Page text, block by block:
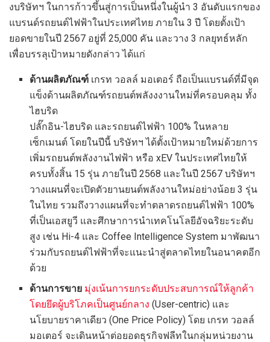
งบริษัทฯ ในการก้าวขึ้นสู่การเป็นหนึ่งในผู้นำ 3 อันดับแรกของ
แบรนด์รถยนต์ไฟฟ้าในประเทศไทย ภายใน 3 ปี โดยตั้งเป้า
ยอดขายในปี 2567 อยู่ที่ 25,000 คัน และวาง 3 กลยุทธ์หลัก
เพื่อบรรลุเป้าหมายดังกล่าว ได้แก่
ด้านผลิตภัณฑ์ เกรท วอลล์ มอเตอร์ ถือเป็นแบรนด์ที่มีจุด
แข็งด้านผลิตภัณฑ์รถยนต์พลังงงานใหม่ที่ครอบคลุม ทั้ง
ไฮบริด
ปลั๊กอิน-ไฮบริด และรถยนต์ไฟฟ้า 100% ในหลาย
เซ็กเมนต์ โดยในปีนี้ บริษัทฯ ได้ตั้งเป้าหมายใหม่ด้วยการ
เพิ่มรถยนต์พลังงานไฟฟ้า หรือ xEV ในประเทศไทยให้
ครบทั้งสิ้น 15 รุ่น ภายในปี 2568 และในปี 2567 บริษัทฯ
วางแผนที่จะเปิดตัวยานยนต์พลังงานใหม่อย่างน้อย 3 รุ่น
ในไทย รวมถึงวางแผนที่จะทำตลาดรถยนต์ไฟฟ้า 100%
ที่เป็นเอสยูวี และศึกษาการนำเทคโนโลยีอัจฉริยะระดับ
สูง เช่น Hi-4 และ Coffee Intelligence System มาพัฒนา
ร่วมกับรถยนต์ไฟฟ้าที่จะแนะนำสู่ตลาดไทยในอนาคตอีก
ด้วย
ด้านการขาย มุ่งเน้นการยกระดับประสบการณ์ให้ลูกค้า
โดยยึดผู้บริโภคเป็นศูนย์กลาง(User-centric) และ
นโยบายราคาเดียว (One Price Policy) โดย เกรท วอลล์
มอเตอร์ จะเดินหน้าต่อยอดธุรกิจฟลีทในกลุ่มหน่วยงาน